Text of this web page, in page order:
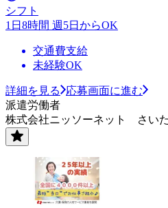
シフト
1日8時間 週5日からOK
交通費支給
未経験OK
詳細を見る
応募画面に進む
派遣労働者
株式会社ニッソーネット さいた